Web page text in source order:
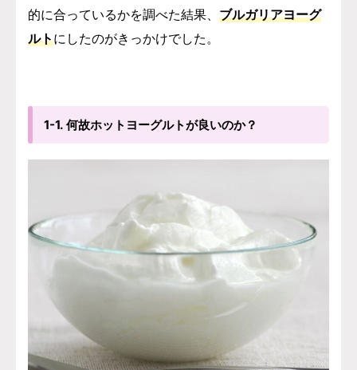
的に合っているかを調べた結果、 ブルガリアヨーグ
ルトにしたのがきっかけでした。
1-1. 何故ホットヨーグルトが良いのか？